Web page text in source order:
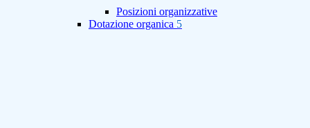
Posizioni organizzative
Dotazione organica 5